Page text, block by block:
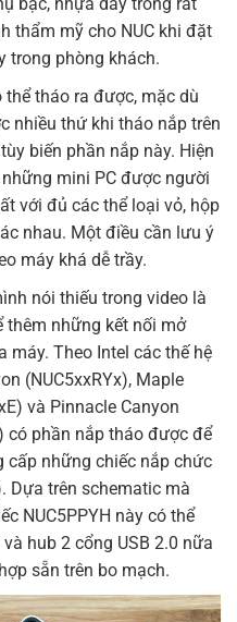
thẩm mỹ cho NUC khi đặt
trong phòng khách.
thể tháo ra được, mặc dù
nhiều thứ khi tháo nắp trên
biến phần nắp này. Hiện
mini PC được người
với đủ các thể loại vỏ, hộp
nhau. Một điều cần lưu ý
máy khá dễ trầy.
nói thiếu trong video là
thêm những kết nối mở
máy. Theo Intel các thế hệ
(NUC5xxRYx), Maple
và Pinnacle Canyon
có phần nắp tháo được để
cấp những chiếc nắp chức
Dựa trên schematic mà
NUC5PPYH này có thể
hub 2 cổng USB 2.0 nữa
sẵn trên bo mạch.